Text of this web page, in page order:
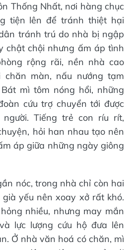
Thống Nhất, nơi hàng chục
tiện lên để tránh thiệt hại
tránh trú do nhà bị ngập
chật chội nhưng ấm áp tình
rộng rãi, nền nhà cao
chăn màn, nấu nướng tạm
mì tôm nóng hổi, những
cứu trợ chuyển tới được
Tiếng trẻ con ríu rít,
hỏi han nhau tạo nên
áp giữa những ngày giông
nóc, trong nhà chỉ còn hai
yếu nên xoay xở rất khó.
nhiều, nhưng may mắn
lực lượng cứu hộ đưa lên
Ở nhà văn hoá có chăn, mì